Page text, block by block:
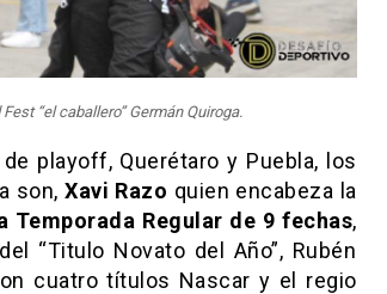
“el caballero” Germán Quiroga.
playoff, Querétaro y Puebla, los
son, Xavi Razo quien encabeza la
Temporada Regular de 9 fechas,
“Titulo Novato del Año”, Rubén
cuatro títulos Nascar y el regio